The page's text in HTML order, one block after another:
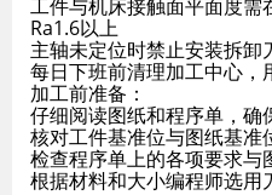
工件与机床接触面平面度
Ra1.6以上
主轴未定位时禁止安装拆卸
每日下班前清理加工中心，
加工前准备：
仔细阅读图纸和程序单，确
核对工件基准位与图纸基准
检查程序单上的各项要求与
根据材料和大小编程师选用